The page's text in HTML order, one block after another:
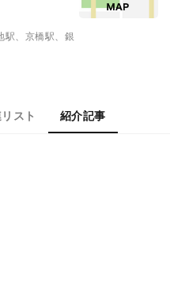
駅、京橋駅、銀
スト 紹介記事